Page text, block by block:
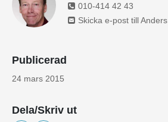
010-414 42 43
Skicka e-post till Anders
Publicerad
24 mars 2015
Dela/Skriv ut